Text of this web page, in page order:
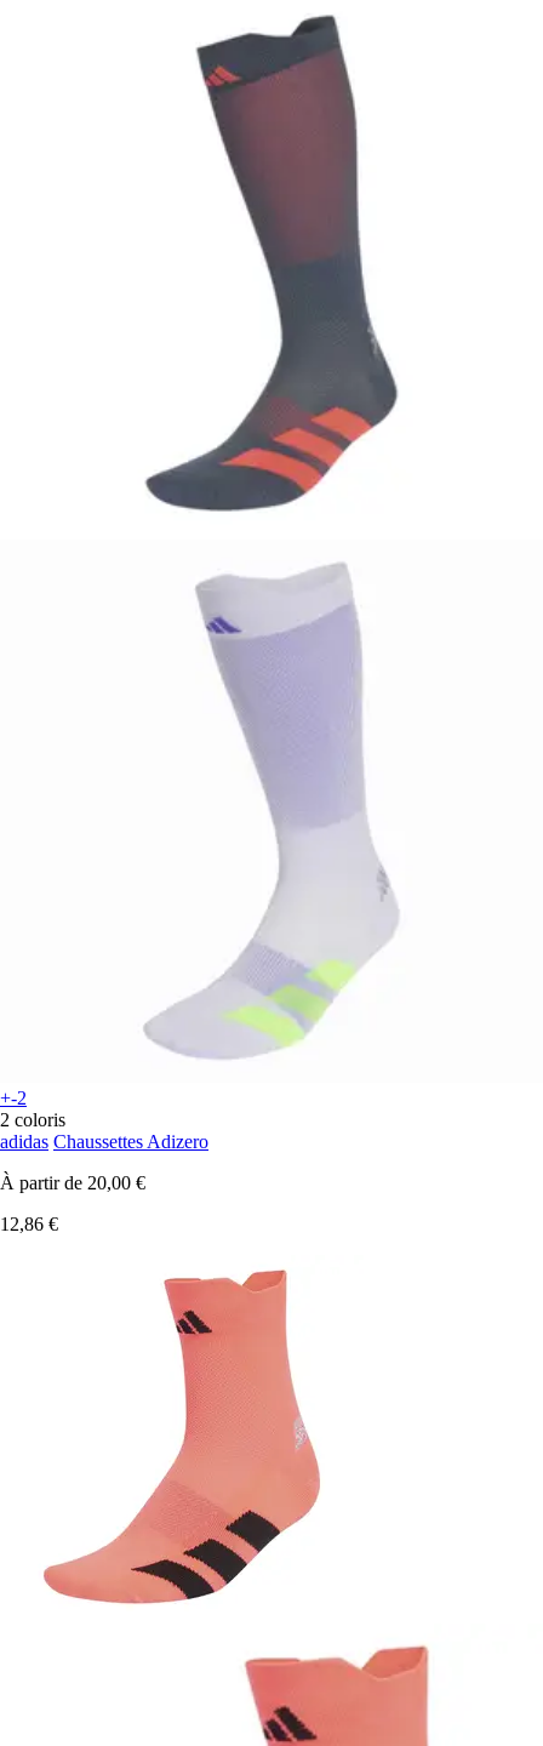
+-2
2 coloris
adidas Chaussettes Adizero
À partir de 20,00 €
12,86 €